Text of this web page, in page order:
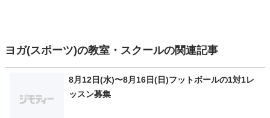
ヨガ(スポーツ)の教室・スクールの関連記事
8月12日(水)〜8月16日(日)フットボールの1対1レ
ッスン募集